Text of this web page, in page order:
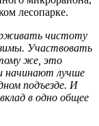
лесопарке.
чистоту
Участвовать
же, это
начинают лучше
подъезде. И
в одно общее